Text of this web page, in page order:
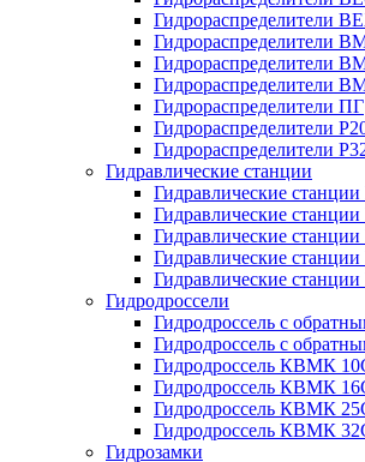
Гидрораспределители
Гидрораспределители
Гидрораспределители
Гидрораспределители
Гидрораспределители ПГ
Гидрораспределители
Гидрораспределители
Гидравлические станции
Гидравлические
Гидравлические станции
Гидравлические
Гидравлические
Гидравлические
Гидродроссели
Гидродроссель с
Гидродроссель с
Гидродроссель КВМК
Гидродроссель КВМК
Гидродроссель КВМК
Гидродроссель КВМК
Гидрозамки